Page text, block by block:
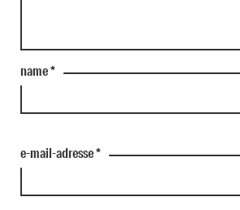
name*
e-mail-adresse*